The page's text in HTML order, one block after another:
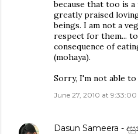
because that too is
greatly praised
beings. I am not a
respect for them...
consequence of
(mohaya).
Sorry, I'm not able to
June 27, 2010 at
Dasun Sameera -